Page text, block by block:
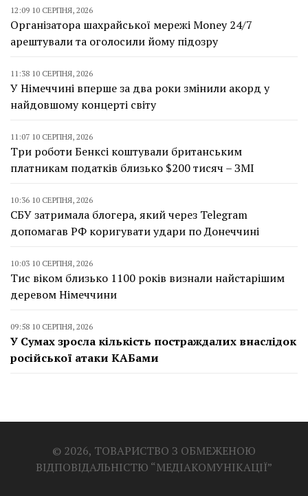
12:09 10 СЕРПНЯ, 2026
Організатора шахрайської мережі Money 24/7
арештували та оголосили йому підозру
11:38 10 СЕРПНЯ, 2026
У Німеччині вперше за два роки змінили акорд у
найдовшому концерті світу
11:07 10 СЕРПНЯ, 2026
Три роботи Бенксі коштували британським
платникам податків близько $200 тисяч – ЗМІ
10:36 10 СЕРПНЯ, 2026
СБУ затримала блогера, який через Telegram
допомагав РФ коригувати удари по Донеччині
10:03 10 СЕРПНЯ, 2026
Тис віком близько 1100 років визнали найстарішим
деревом Німеччини
09:58 10 СЕРПНЯ, 2026
У Сумах зросла кількість постраждалих внаслідок
російської атаки КАБами
© 2026, ТОВАРИСТВО З ОБМЕЖЕНОЮ
ВІДПОВІДАЛЬНІСТЮ “МЕДІАКОМУНІКАЦІЇ”